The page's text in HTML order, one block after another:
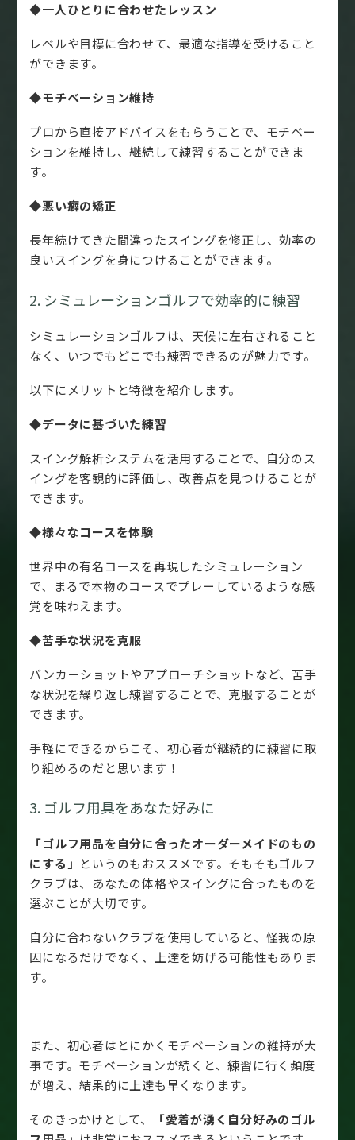
◆一人ひとりに合わせたレッスン
レベルや目標に合わせて、最適な指導を受けること
ができます。
◆モチベーション維持
プロから直接アドバイスをもらうことで、モチベー
ションを維持し、継続して練習することができま
す。
◆悪い癖の矯正
長年続けてきた間違ったスイングを修正し、効率の
良いスイングを身につけることができます。
2. シミュレーションゴルフで効率的に練習
シミュレーションゴルフは、天候に左右されること
なく、いつでもどこでも練習できるのが魅力です。
以下にメリットと特徴を紹介します。
◆データに基づいた練習
スイング解析システムを活用することで、自分のス
イングを客観的に評価し、改善点を見つけることが
できます。
◆様々なコースを体験
世界中の有名コースを再現したシミュレーション
で、まるで本物のコースでプレーしているような感
覚を味わえます。
◆苦手な状況を克服
バンカーショットやアプローチショットなど、苦手
な状況を繰り返し練習することで、克服することが
できます。
手軽にできるからこそ、初心者が継続的に練習に取
り組めるのだと思います！
3. ゴルフ用具をあなた好みに
「ゴルフ用品を自分に合ったオーダーメイドのもの
にする」 というのもおススメです。そもそもゴルフ
クラブは、あなたの体格やスイングに合ったものを
選ぶことが大切です。
自分に合わないクラブを使用していると、怪我の原
因になるだけでなく、上達を妨げる可能性もありま
す。
また、初心者はとにかくモチベーションの維持が大
事です。モチベーションが続くと、練習に行く頻度
が増え、結果的に上達も早くなります。
そのきっかけとして、
「愛着が湧く自分好みのゴル